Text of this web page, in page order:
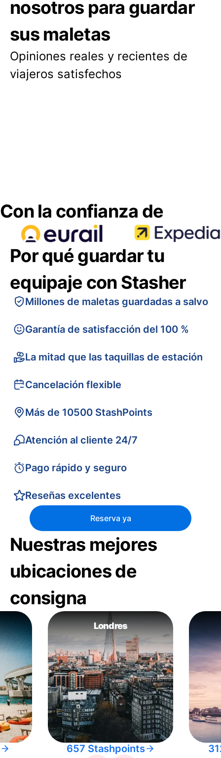
nosotros para guardar
sus maletas
Opiniones reales y recientes de
viajeros satisfechos
Con la confianza de
Por qué guardar tu
equipaje con Stasher
Millones de maletas guardadas a salvo
Garantía de satisfacción del 100 %
La mitad que las taquillas de estación
Cancelación flexible
Más de 10500 StashPoints
Atención al cliente 24/7
Pago rápido y seguro
Reseñas excelentes
Reserva ya
Nuestras mejores
ubicaciones de
consigna
Londres
657 Stashpoints